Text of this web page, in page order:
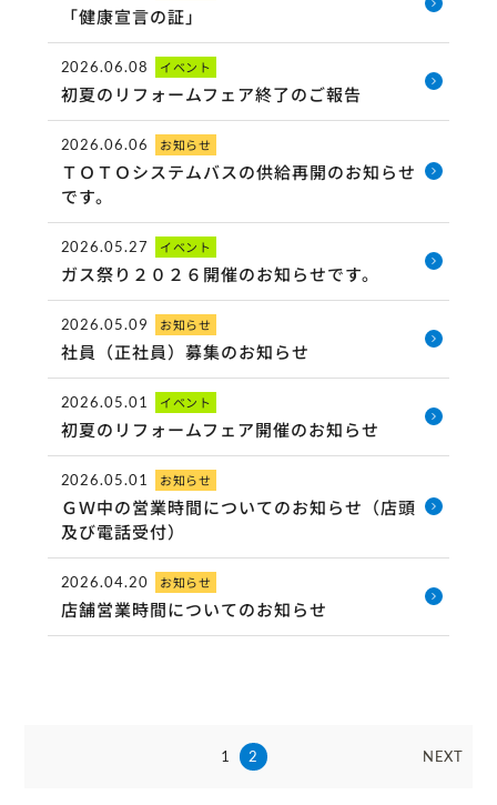
「健康宣言の証」
2026.06.08 イベント
初夏のリフォームフェア終了のご報告
2026.06.06 お知らせ
ＴＯＴＯシステムバスの供給再開のお知らせ
です。
2026.05.27 イベント
ガス祭り２０２６開催のお知らせです。
2026.05.09 お知らせ
社員（正社員）募集のお知らせ
2026.05.01 イベント
初夏のリフォームフェア開催のお知らせ
2026.05.01 お知らせ
ＧＷ中の営業時間についてのお知らせ（店頭
及び電話受付）
2026.04.20 お知らせ
店舗営業時間についてのお知らせ
1 2 NEXT